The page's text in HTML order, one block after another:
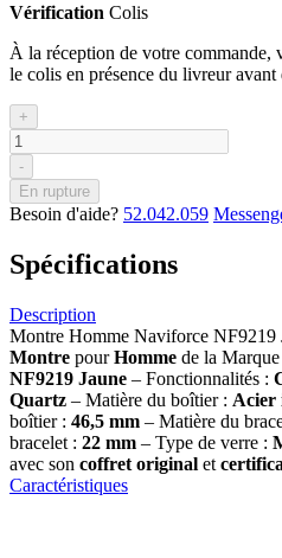
Vérification Colis
À la réception de votre
le colis en présence du livreur avant
+
-
En rupture
Besoin d'aide? 52.042.059
Spécifications
Description
Montre Homme Naviforce NF9219
Montre pourHomme de la Marque
NF9219 Jaune – Fonctionnalités :
Quartz – Matière du boîtier : Acier
boîtier : 46,5 mm – Matière du
bracelet : 22 mm – Type de verre :
avec son coffret original et
Caractéristiques